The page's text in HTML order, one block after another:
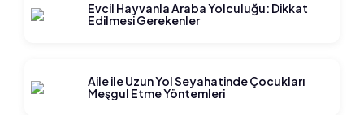
Evcil Hayvanla Araba Yolculuğu: Dikkat
Edilmesi Gerekenler
Aile ile Uzun Yol Seyahatinde Çocukları
Meşgul Etme Yöntemleri